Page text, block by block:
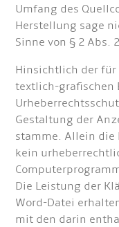
Umfang des
Herstellung sage
Sinne von § 2 Abs.
Hinsichtlich der
textlich-grafischen
Gestaltung der
stamme. Allein die
kein
Die Leistung der
Word-Datei
mit den darin